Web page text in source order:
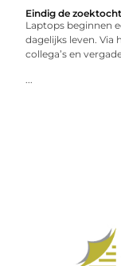
Eindig de
Laptops beginnen
dagelijks leven. Via
collega’s en
...